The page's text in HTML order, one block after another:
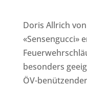
Doris Allrich
«Sensengucci»
besonders
ÖV-